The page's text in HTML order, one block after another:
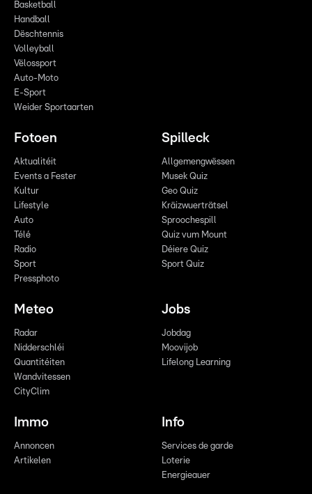
Basketball
Handball
Dëschtennis
Volleyball
Vëlossport
Auto-Moto
E-Sport
Weider Sportaarten
Fotoen
Aktualitéit
Events a Fester
Kultur
Lifestyle
Auto
Télé
Radio
Sport
Pressphoto
Spilleck
Allgemengwëssen
Musek Quiz
Geo Quiz
Kräizwuerträtsel
Sproochespill
Quiz vum Mount
Déiere Quiz
Sport Quiz
Meteo
Radar
Nidderschléi
Quantitéiten
Wandvitessen
CityClim
Jobs
Jobdag
Moovijob
Lifelong Learning
Immo
Annoncen
Artikelen
Info
Services de garde
Loterie
Energieauer